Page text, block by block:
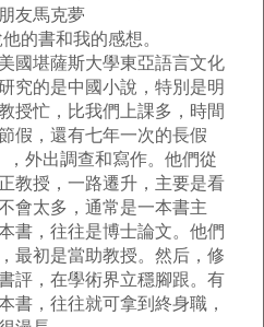
友馬克夢
的書和我的感想。
堪薩斯大學東亞語言文化
究的是中國小說，特別是明
授忙，比我們上課多，時間
假，還有七年一次的長假
，外出調查和寫作。他們從
教授，一路遷升，主要是看
會太多，通常是一本書主
書，往往是博士論文。他們
最初是當助教授。然后，修
評，在學術界立穩腳跟。有
書，往往就可拿到終身職，